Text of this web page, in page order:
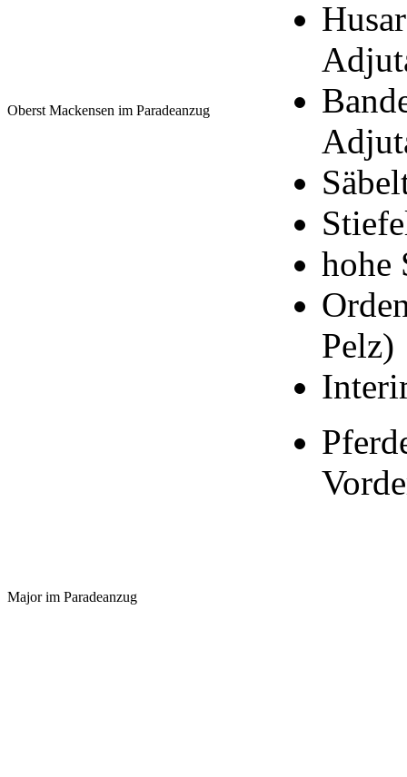
Oberst Mackensen im Paradeanzug
Major im Paradeanzug
hohe
Pelz)